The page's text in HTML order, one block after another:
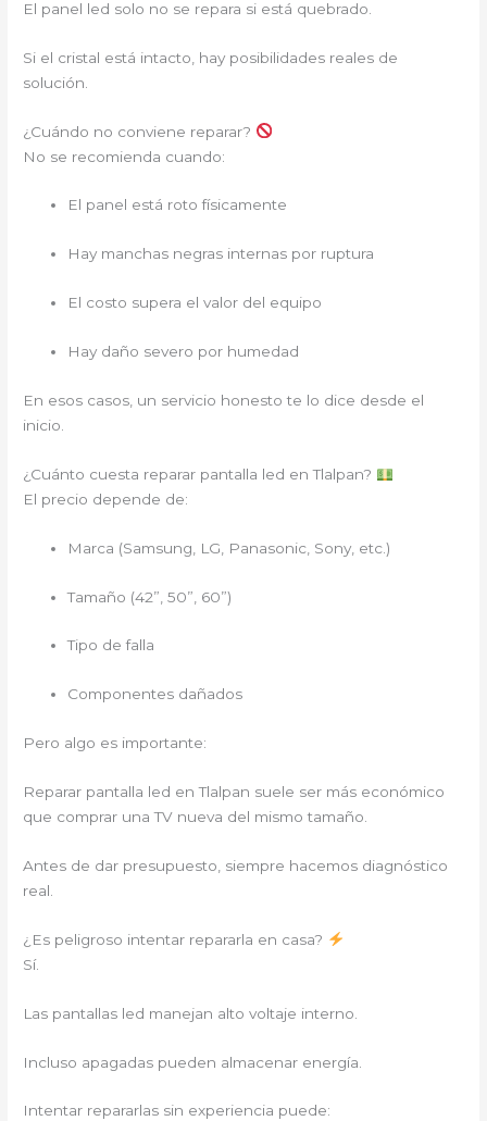
El panel led solo no se repara si está quebrado.
Si el cristal está intacto, hay posibilidades reales de
solución.
¿Cuándo no conviene reparar?
No se recomienda cuando:
El panel está roto físicamente
Hay manchas negras internas por ruptura
El costo supera el valor del equipo
Hay daño severo por humedad
En esos casos, un servicio honesto te lo dice desde el
inicio.
¿Cuánto cuesta reparar pantalla led en Tlalpan?
El precio depende de:
Marca (Samsung, LG, Panasonic, Sony, etc.)
Tamaño (42”, 50”, 60”)
Tipo de falla
Componentes dañados
Pero algo es importante:
Reparar pantalla led en Tlalpan suele ser más económico
que comprar una TV nueva del mismo tamaño.
Antes de dar presupuesto, siempre hacemos diagnóstico
real.
¿Es peligroso intentar repararla en casa?
Sí.
Las pantallas led manejan alto voltaje interno.
Incluso apagadas pueden almacenar energía.
Intentar repararlas sin experiencia puede: